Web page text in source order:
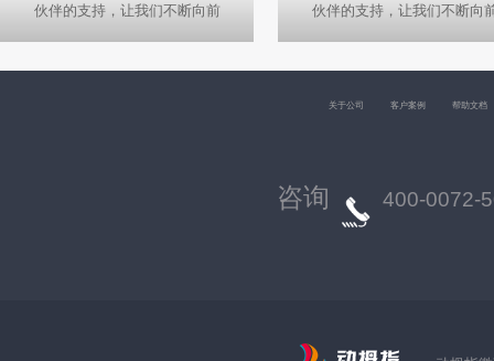
伙伴的支持，让我们不断向前 伙伴的支持，让我们不断向
关于公司 客户案例 帮助文档
咨询 400-0072-